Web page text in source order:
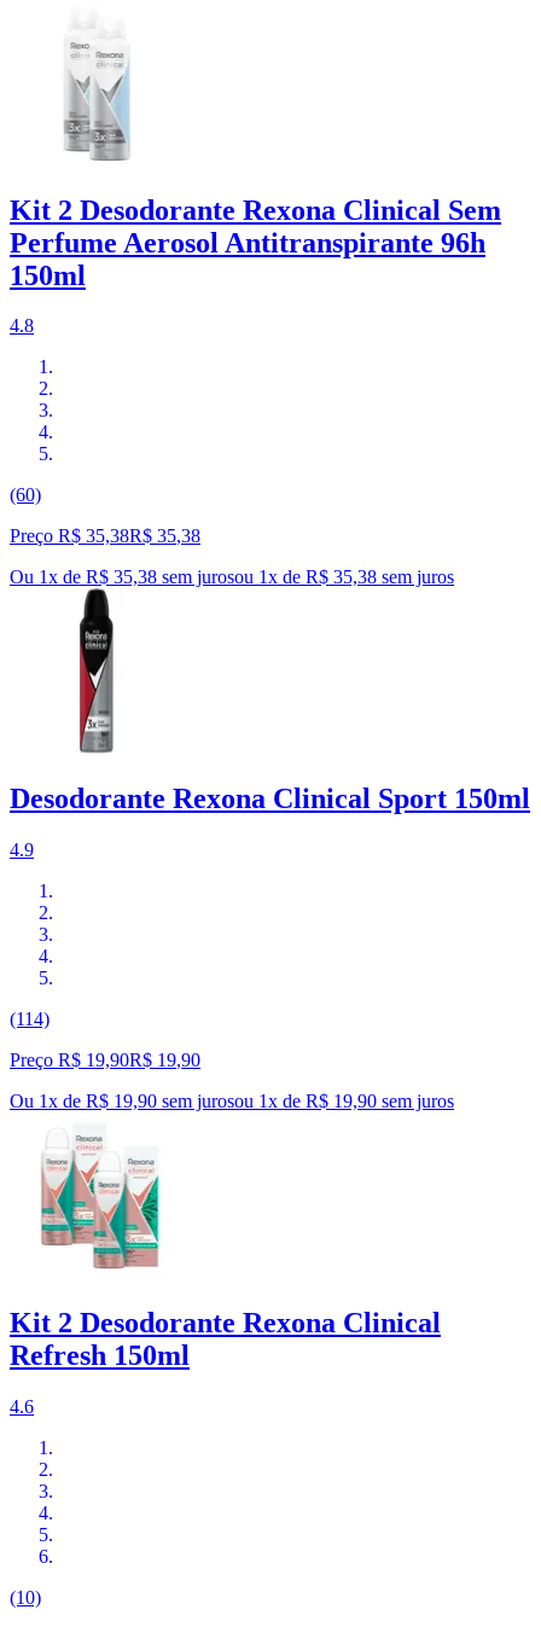
Kit 2 Desodorante Rexona Clinical Sem
Perfume Aerosol Antitranspirante 96h
150ml
4.8
(60)
Preço R$ 35,38R$ 35,38
Ou 1x de R$ 35,38 sem jurosou 1x de R$ 35,38 sem juros
Desodorante Rexona Clinical Sport 150ml
4.9
(114)
Preço R$ 19,90R$ 19,90
Ou 1x de R$ 19,90 sem jurosou 1x de R$ 19,90 sem juros
Kit 2 Desodorante Rexona Clinical
Refresh 150ml
4.6
(10)